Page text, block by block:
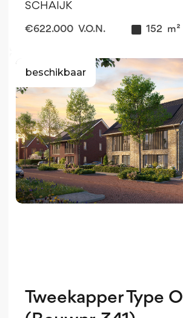
SCHAIJK
€622.000 V.O.N. 152 m²
beschikbaar
Tweekapper Type O